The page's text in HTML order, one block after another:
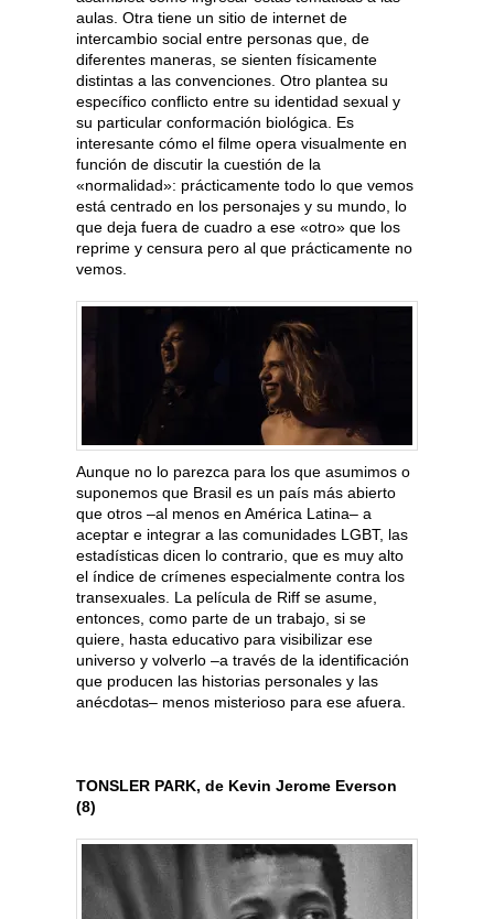
aulas. Otra tiene un sitio de internet de
intercambio social entre personas que, de
diferentes maneras, se sienten físicamente
distintas a las convenciones. Otro plantea su
específico conflicto entre su identidad sexual y
su particular conformación biológica. Es
interesante cómo el filme opera visualmente en
función de discutir la cuestión de la
«normalidad»: prácticamente todo lo que vemos
está centrado en los personajes y su mundo, lo
que deja fuera de cuadro a ese «otro» que los
reprime y censura pero al que prácticamente no
vemos.
Aunque no lo parezca para los que asumimos o
suponemos que Brasil es un país más abierto
que otros –al menos en América Latina– a
aceptar e integrar a las comunidades LGBT, las
estadísticas dicen lo contrario, que es muy alto
el índice de crímenes especialmente contra los
transexuales. La película de Riff se asume,
entonces, como parte de un trabajo, si se
quiere, hasta educativo para visibilizar ese
universo y volverlo –a través de la identificación
que producen las historias personales y las
anécdotas– menos misterioso para ese afuera.
TONSLER PARK, de Kevin Jerome Everson
(8)